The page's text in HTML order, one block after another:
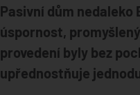
Pasivní dům
úspornost,
provedení byly bez
upřednostňuje